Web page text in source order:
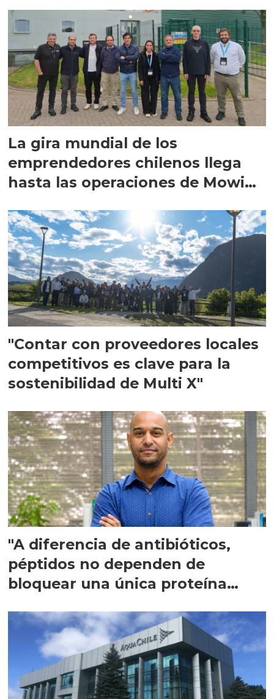
La gira mundial de los
emprendedores chilenos llega
hasta las operaciones de Mowi
"Contar con proveedores locales
competitivos es clave para la
sostenibilidad de Multi X"
"A diferencia de antibióticos,
péptidos no dependen de
bloquear una única proteína